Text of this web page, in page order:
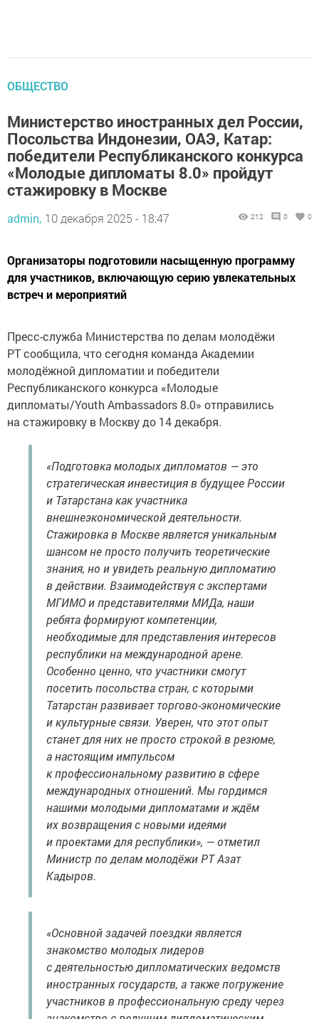
ОБЩЕСТВО
Министерство иностранных дел России,
Посольства Индонезии, ОАЭ, Катар:
победители Республиканского конкурса
«Молодые дипломаты 8.0» пройдут
стажировку в Москве
admin, 10 декабря 2025 - 18:47 212 0 0
Организаторы подготовили насыщенную программу
для участников, включающую серию увлекательных
встреч и мероприятий
Пресс-служба Министерства по делам молодёжи
РТ сообщила, что сегодня команда Академии
молодёжной дипломатии и победители
Республиканского конкурса «Молодые
дипломаты/Youth Ambassadors 8.0» отправились
на стажировку в Москву до 14 декабря.
«Подготовка молодых дипломатов — это
стратегическая инвестиция в будущее России
и Татарстана как участника
внешнеэкономической деятельности.
Стажировка в Москве является уникальным
шансом не просто получить теоретические
знания, но и увидеть реальную дипломатию
в действии. Взаимодействуя с экспертами
МГИМО и представителями МИДа, наши
ребята формируют компетенции,
необходимые для представления интересов
республики на международной арене.
Особенно ценно, что участники смогут
посетить посольства стран, с которыми
Татарстан развивает торгово-экономические
и культурные связи. Уверен, что этот опыт
станет для них не просто строкой в резюме,
а настоящим импульсом
к профессиональному развитию в сфере
международных отношений. Мы гордимся
нашими молодыми дипломатами и ждём
их возвращения с новыми идеями
и проектами для республики», — отметил
Министр по делам молодёжи РТ Азат
Кадыров.
«Основной задачей поездки является
знакомство молодых лидеров
с деятельностью дипломатических ведомств
иностранных государств, а также погружение
участников в профессиональную среду через